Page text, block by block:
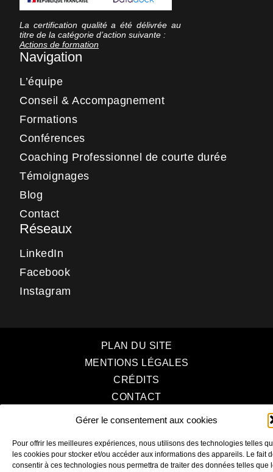
Gérer le consentement aux cookies
Pour offrir les meilleures expériences, nous utilisons des technologies telles
les cookies pour stocker et/ou accéder aux informations des appareils. Le fait
consentir à ces technologies nous permettra de traiter des données telles que
La certification qualité a été délivrée au
titre de la catégorie d’action suivante :
Actions de formation
Navigation
L’équipe
Conseil & Accompagnement
Formations
Conférences
Coaching Professionnel de courte durée
Témoignages
Blog
Contact
Réseaux
LinkedIn
Facebook
Instagram
PLAN DU SITE
MENTIONS LÉGALES
CRÉDITS
CONTACT